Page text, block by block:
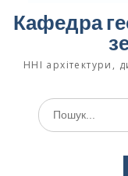
Кафедра
ННІ архітектури,